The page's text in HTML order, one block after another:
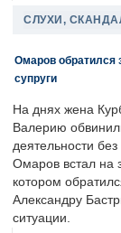
СЛУХИ,
Омаров обратился
супруги
На днях жена
Валерию
деятельности
Омаров встал на
котором
Александру
ситуации.